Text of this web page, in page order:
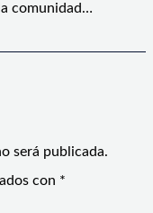
comunidad…
será publicada.
con *